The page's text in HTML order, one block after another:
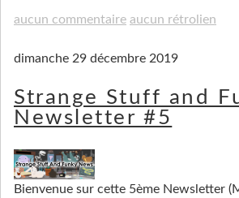
aucun commentaire aucun rétrolien
dimanche 29 décembre 2019
Strange Stuff and
Newsletter #5
Bienvenue sur cette 5ème Newsletter